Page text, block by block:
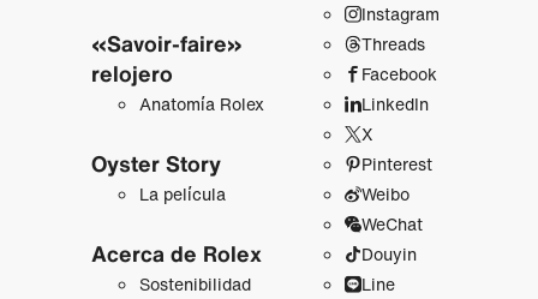
«Savoir-faire»
relojero
Anatomía Rolex
Oyster Story
La película
Acerca de Rolex
Sostenibilidad
Instagram
Threads
Facebook
LinkedIn
X
Pinterest
Weibo
WeChat
Douyin
Line